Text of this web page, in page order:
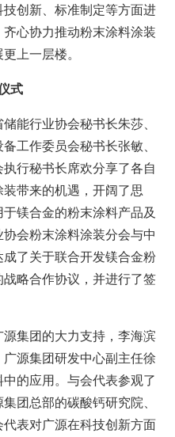
创新、标准制定等方面进
心协力推动粉末涂料涂装
上一层楼。
式
行业协会秘书长朱莎、
工作委员会秘书长张敏、
行秘书长席欢分享了各自
带来的机遇，开阔了思
镁合金的粉末涂料产品及
会粉末涂料涂装分会与中
了关于联合开发镁合金粉
略合作协议，并进行了签
集团的大力支持，李海滨
源集团研发中心副主任徐
的应用。与会代表参观了
团总部的碳酸钙研究院、
表对广源在科技创新方面